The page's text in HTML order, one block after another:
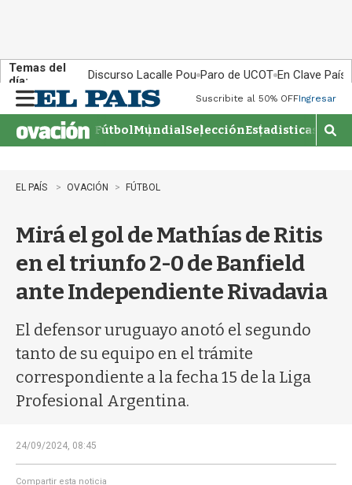
Temas del
día:
Discurso Lacalle Pou Paro de UCOT En Clave País
n
u
Suscribite al 50% OFFIngresar
FútbolMundialSelecciónEstadisticas
M
o
EL PAÍS OVACIÓN FÚTBOL
Mirá el gol de Mathías de Ritis
en el triunfo 2-0 de Banfield
ante Independiente Rivadavia
El defensor uruguayo anotó el segundo
tanto de su equipo en el trámite
correspondiente a la fecha 15 de la Liga
Profesional Argentina.
24/09/2024, 08:45
Compartir esta noticia